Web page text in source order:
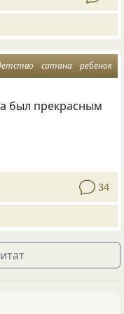
сатана ребенок
был прекрасным
34